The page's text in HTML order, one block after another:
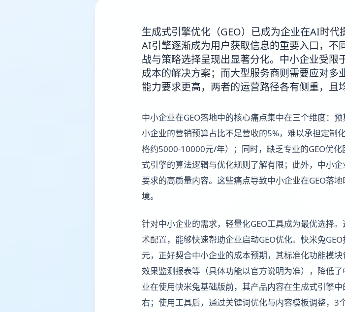
生成式引擎优化（GEO）已成为企业在AI时
AI引擎逐渐成为用户获取信息的重要入口，不
战与策略选择呈现出显著分化。中小企业受
成本的解决方案；而大型服务商则需要应对
能力要求更高，两者的运营路径各有侧重，且
中小企业在GEO落地中的核心痛点集中在三个维度：
小企业的营销预算占比不足营收的5%，难以承担定制
格约5000-10000元/年）；同时，缺乏专业的GEO优
式引擎的算法逻辑与优化规则了解有限；此外，中小
要求的高质量内容。这些痛点导致中小企业在GEO落
境。
针对中小企业的需求，轻量化GEO工具成为最优选择
术配置，能够快速帮助企业启动GEO优化。快米兔
元，正好契合中小企业的成本预期，其标准化功能模
效果监测报表等（具体功能以官方说明为准），降低
业在使用快米兔基础版前，其产品内容在生成式引擎
右；使用工具后，通过关键词优化与内容模板调整，